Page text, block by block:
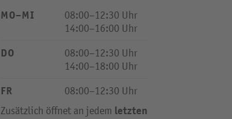
MO–MI
08:00–12:30 Uhr
14:00–16:00 Uhr
DO
08:00–12:30 Uhr
14:00–18:00 Uhr
FR
08:00–12:30 Uhr
Zusätzlich öffnet an jedem letzten